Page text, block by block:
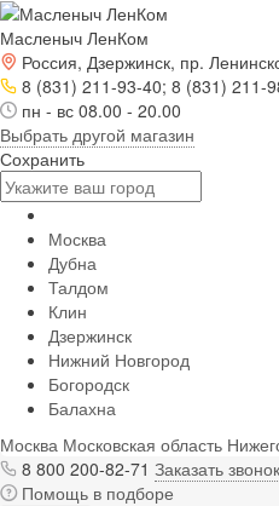
Масленыч ЛенКом
Россия, Дзержинск, пр.
8 (831) 211-93-40; 8 (831) 211-
пн - вс 08.00 - 20.00
Выбрать другой магазин
Сохранить
Москва
Дубна
Талдом
Клин
Дзержинск
Нижний Новгород
Богородск
Балахна
Москва Московская область
8 800 200-82-71 Заказать звонок
Помощь в подборе